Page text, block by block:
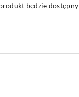
będzie dostępny